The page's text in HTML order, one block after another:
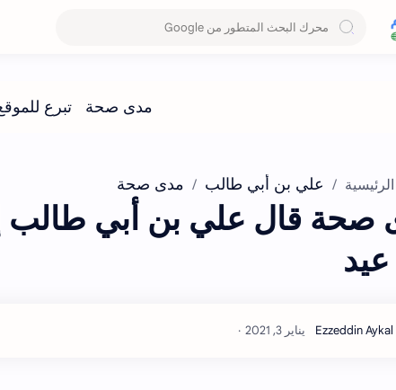
علي بن أبي طالب مدى صحة
صحة قال علي بن أبي طالب